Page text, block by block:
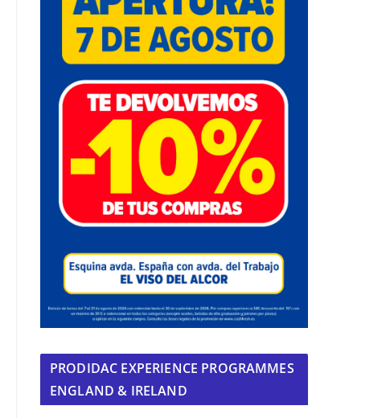
PRODIDAC EXPERIENCE PROGRAMMES
ENGLAND & IRELAND